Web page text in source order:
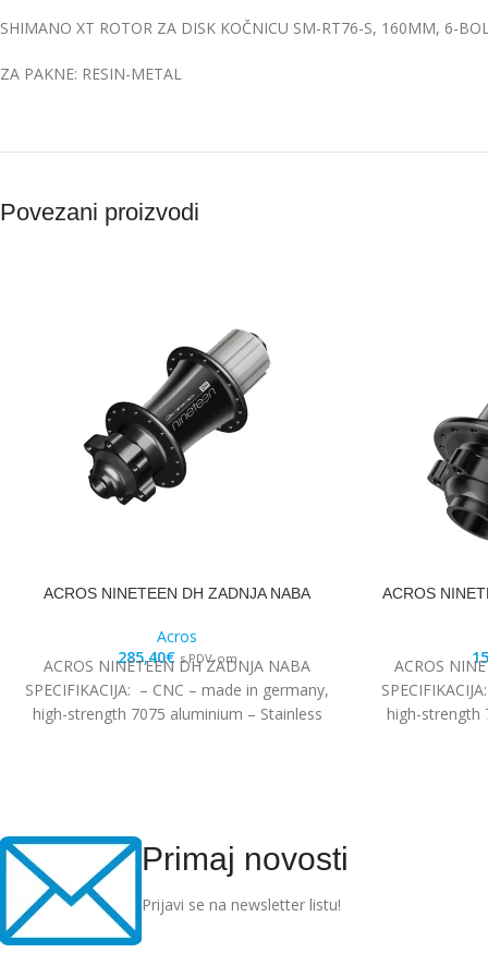
SHIMANO XT ROTOR ZA DISK KOČNICU SM-RT76-S, 160MM, 6-
ZA PAKNE: RESIN-METAL
Povezani proizvodi
ACROS NINETEEN DH ZADNJA NABA
Acros
285,40€ s PDV-om
ACROS NINETEEN DH ZADNJA NABA
SPECIFIKACIJA: – CNC – made in germany,
high-strength 7075 aluminium – Stainless
ACROS
ACROS
high-strength
Primaj novosti
Prijavi se na newsletter listu!